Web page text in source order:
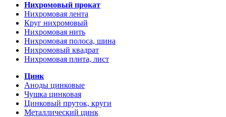
Нихромовый прокат
Нихромовая лента
Круг нихромовый
Нихромовая нить
Нихромовая полоса, шина
Нихромовый квадрат
Нихромовая плита, лист
Цинк
Аноды цинковые
Чушка цинковая
Цинковый пруток, круги
Металлический цинк